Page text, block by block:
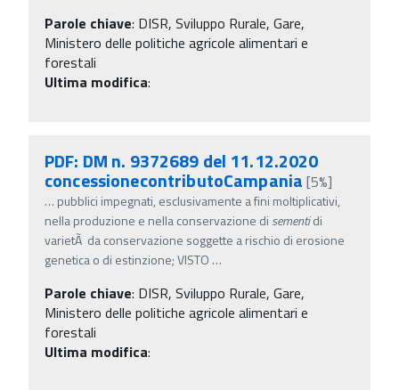
Parole chiave: DISR, Sviluppo Rurale, Gare,
Ministero delle politiche agricole alimentari e
forestali
Ultima modifica:
PDF: DM n. 9372689 del 11.12.2020
concessionecontributoCampania [5%]
… pubblici impegnati, esclusivamente a fini moltiplicativi,
nella produzione e nella conservazione di sementidi
varietÃ da conservazione soggette a rischio di erosione
genetica o di estinzione; VISTO …
Parole chiave: DISR, Sviluppo Rurale, Gare,
Ministero delle politiche agricole alimentari e
forestali
Ultima modifica: